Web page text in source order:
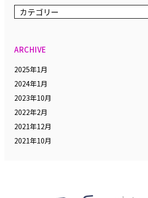
ARCHIVE
2025年1月
2024年1月
2023年10月
2022年2月
2021年12月
2021年10月